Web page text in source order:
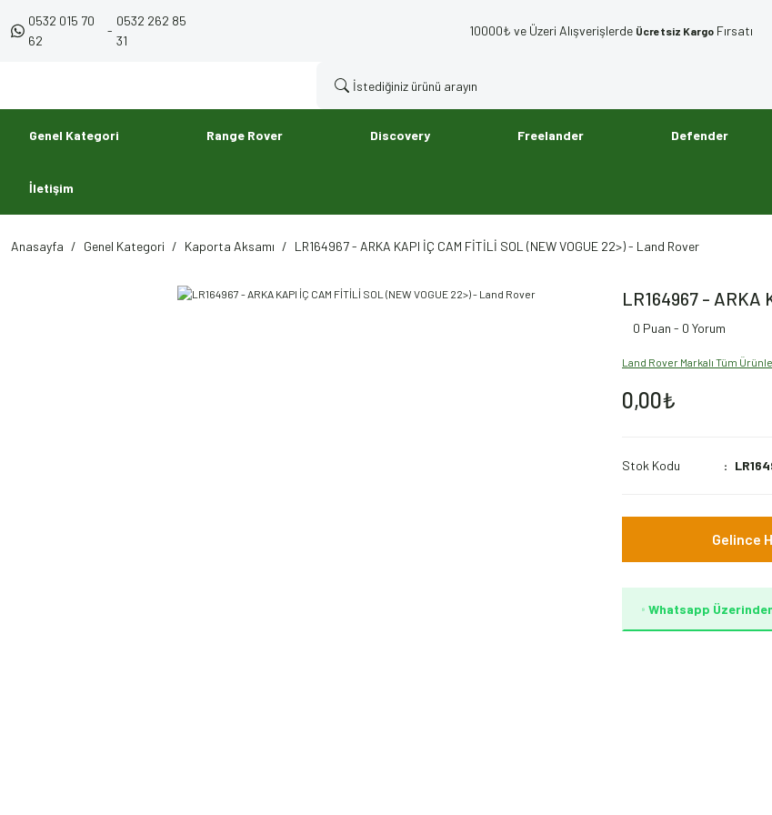
0532 015 70
62
-
0532 262 85
31
10000₺ ve Üzeri Alışverişlerde Ücretsiz Kargo Fırsatı
Genel Kategori Range Rover Discovery Freelander Defender
İletişim
Anasayfa Genel Kategori Kaporta Aksamı LR164967 - ARKA KAPI İÇ CAM FİTİLİ SOL (NEW VOGUE 22>) - Land Rover
LR164967 - ARKA
0 Puan - 0 Yorum
Land Rover Markalı Tüm
0,00₺
Stok Kodu
Gelince
Whatsapp